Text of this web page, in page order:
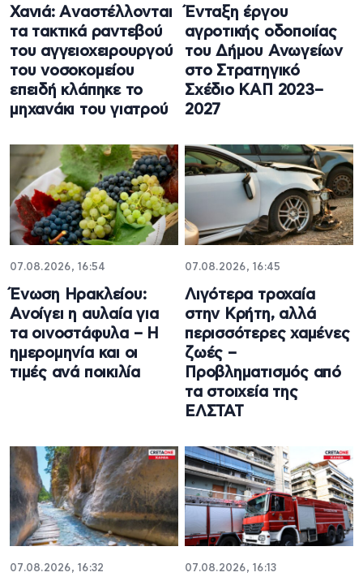
Χανιά: Aναστέλλονται
τα τακτικά ραντεβού
του αγγειοχειρουργού
του νοσοκομείου
επειδή κλάπηκε το
μηχανάκι του γιατρού
Ένταξη έργου
αγροτικής οδοποιίας
του Δήμου Ανωγείων
στο Στρατηγικό
Σχέδιο ΚΑΠ 2023–
2027
07.08.2026, 16:54
Ένωση Ηρακλείου:
Ανοίγει η αυλαία για
τα οινοστάφυλα – Η
ημερομηνία και οι
τιμές ανά ποικιλία
07.08.2026, 16:45
Λιγότερα τροχαία
στην Κρήτη, αλλά
περισσότερες χαμένες
ζωές –
Προβληματισμός από
τα στοιχεία της
ΕΛΣΤΑΤ
07.08.2026, 16:32 07.08.2026, 16:13